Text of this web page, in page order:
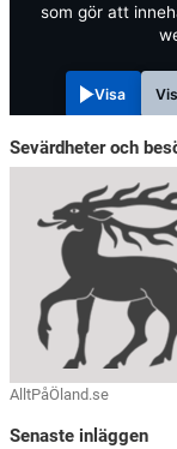
som gör att
Visa
Sevärdheter och
AlltPåÖland.se
Senaste inläggen